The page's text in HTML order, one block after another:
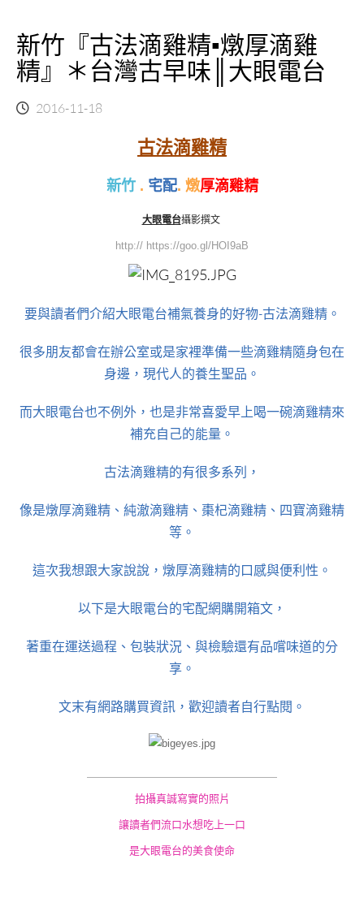
新竹『古法滴雞精▪燉厚滴雞
精』＊台灣古早味║大眼電台
2016-11-18
古法滴雞精
新竹 . 宅配. 燉厚滴雞精
大眼電台攝影撰文
http:// https://goo.gl/HOI9aB
要與讀者們介紹大眼電台補氣養身的好物-古法滴雞精。
很多朋友都會在辦公室或是家裡準備一些滴雞精隨身包在
身邊，現代人的養生聖品。
而大眼電台也不例外，也是非常喜愛早上喝一碗滴雞精來
補充自己的能量。
古法滴雞精的有很多系列，
像是燉厚滴雞精、純澈滴雞精、棗杞滴雞精、四寶滴雞精
等。
這次我想跟大家說說，燉厚滴雞精的口感與便利性。
以下是大眼電台的宅配網購開箱文，
著重在運送過程、包裝狀況、與檢驗還有品嚐味道的分
享。
文末有網路購買資訊，歡迎讀者自行點閱。
拍攝真誠寫實的照片
讓讀者們流口水想吃上一口
是大眼電台的美食使命